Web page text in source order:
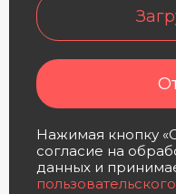
Нажимая кнопку
согласие на
данных и